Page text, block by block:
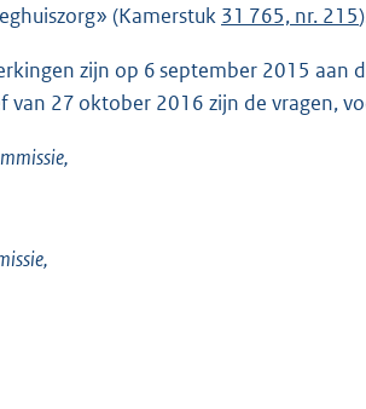
:
3
7
(Kamerstuk 31 765, nr. 215
zijn op 6 september 2015 aan
van 27 oktober 2016 zijn de vragen,